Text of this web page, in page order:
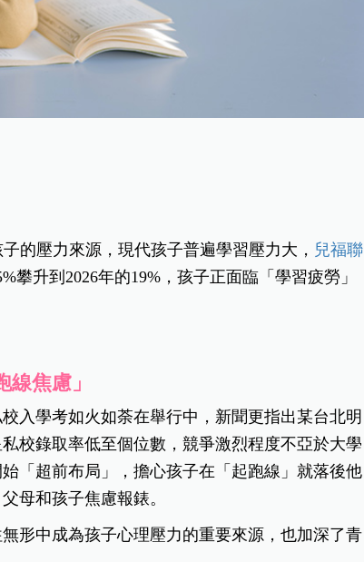
的壓力來源，現代孩子普遍學習壓力大， 兒福聯
攀升到2026年的19%，孩子正面臨「學習疲勞」
焦慮」
入學考如火如荼在舉行中，新聞更指出某台北明
校錄取率低至個位數，競爭激烈程度不亞於大學
「超前布局」，擔心孩子在「起跑線」就落後他
母和孩子焦慮報錶。
形中成為孩子心理壓力的重要來源，也加深了青